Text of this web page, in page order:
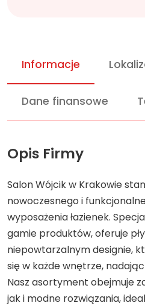
Informacje
Dane finansowe
Opis Firmy
Salon Wójcik w Krakowie
nowoczesnego i
wyposażenia łazienek.
gamie produktów, oferuje
niepowtarzalnym designie,
się w każde wnętrze,
Nasz asortyment obejmuje
jak i modne rozwiązania,